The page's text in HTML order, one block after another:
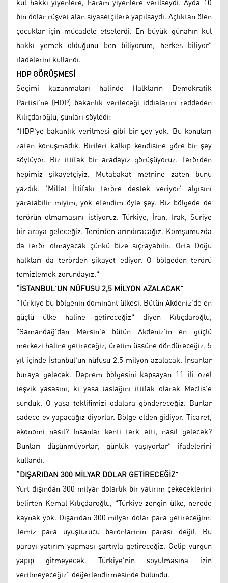
bin dolar rüşvet alan siyasetçilere yapılsaydı. Açlıktan ölen
çocuklar için mücadele etselerdi. En büyük günahın kul
hakkı yemek olduğunu ben biliyorum, herkes biliyor"
ifadelerini kullandı.
HDP GÖRÜŞMESİ
Seçimi kazanmaları halinde Halkların Demokratik
Partisi’ne (HDP) bakanlık verileceği iddialarını reddeden
Kılıçdaroğlu, şunları söyledi:
"HDP'ye bakanlık verilmesi gibi bir şey yok. Bu konuları
zaten konuşmadık. Birileri kalkıp kendisine göre bir şey
söylüyor. Biz ittifak bir aradayız görüşüyoruz. Terörden
hepimiz şikayetçiyiz. Mutabakat metnine zaten bunu
yazdık. 'Millet İttifakı teröre destek veriyor' algısını
yaratabilir miyim, yok efendim öyle şey. Biz bölgede de
terörün olmamasını istiyoruz. Türkiye, İran, Irak, Suriye
bir araya geleceğiz. Terörden arındıracağız. Komşumuzda
da terör olmayacak çünkü bize sıçrayabilir. Orta Doğu
halkları da terörden şikayet ediyor. O bölgeden terörü
temizlemek zorundayız."
“İSTANBUL'UN NÜFUSU 2,5 MİLYON AZALACAK”
"Türkiye bu bölgenin dominant ülkesi. Bütün Akdeniz'de en
güçlü ülke haline getireceğiz" diyen Kılıçdaroğlu,
"Samandağ'dan Mersin'e bütün Akdeniz'in en güçlü
merkezi haline getireceğiz, üretim üssüne döndüreceğiz. 5
yıl içinde İstanbul'un nüfusu 2,5 milyon azalacak. İnsanlar
buraya gelecek. Deprem bölgesini kapsayan 11 ili özel
teşvik yasasını, ki yasa taslağını ittifak olarak Meclis'e
sunduk. O yasa teklifimizi odalara göndereceğiz. Bunlar
sadece ev yapacağız diyorlar. Bölge elden gidiyor. Ticaret,
ekonomi nasıl? İnsanlar kenti terk etti, nasıl gelecek?
Bunları düşünmüyorlar, günlük yaşıyorlar" ifadelerini
kullandı.
“DIŞARIDAN 300 MİLYAR DOLAR GETİRECEĞİZ”
Yurt dışından 300 milyar dolarlık bir yatırım çekeceklerini
belirten Kemal Kılıçdaroğlu, "Türkiye zengin ülke, nerede
kaynak yok. Dışarıdan 300 milyar dolar para getireceğim.
Temiz para uyuşturucu baronlarının parası değil. Bu
parayı yatırım yapması şartıyla getireceğiz. Gelip vurgun
yapıp gitmeyecek. Türkiye'nin soyulmasına izin
verilmeyeceğiz" değerlendirmesinde bulundu.